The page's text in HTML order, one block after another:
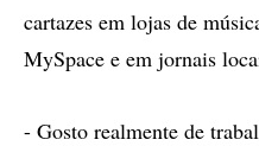
cartazes em lojas de
MySpace e em jornais
- Gosto realmente de